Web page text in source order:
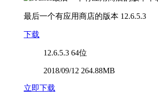
最后一个有应用商店的版本 12.6.5.3
下载
12.6.5.3 64位
2018/09/12 264.88MB
立即下载